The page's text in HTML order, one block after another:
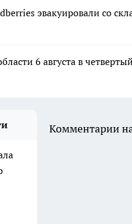
эвакуировали со
6 августа в
Комментарии